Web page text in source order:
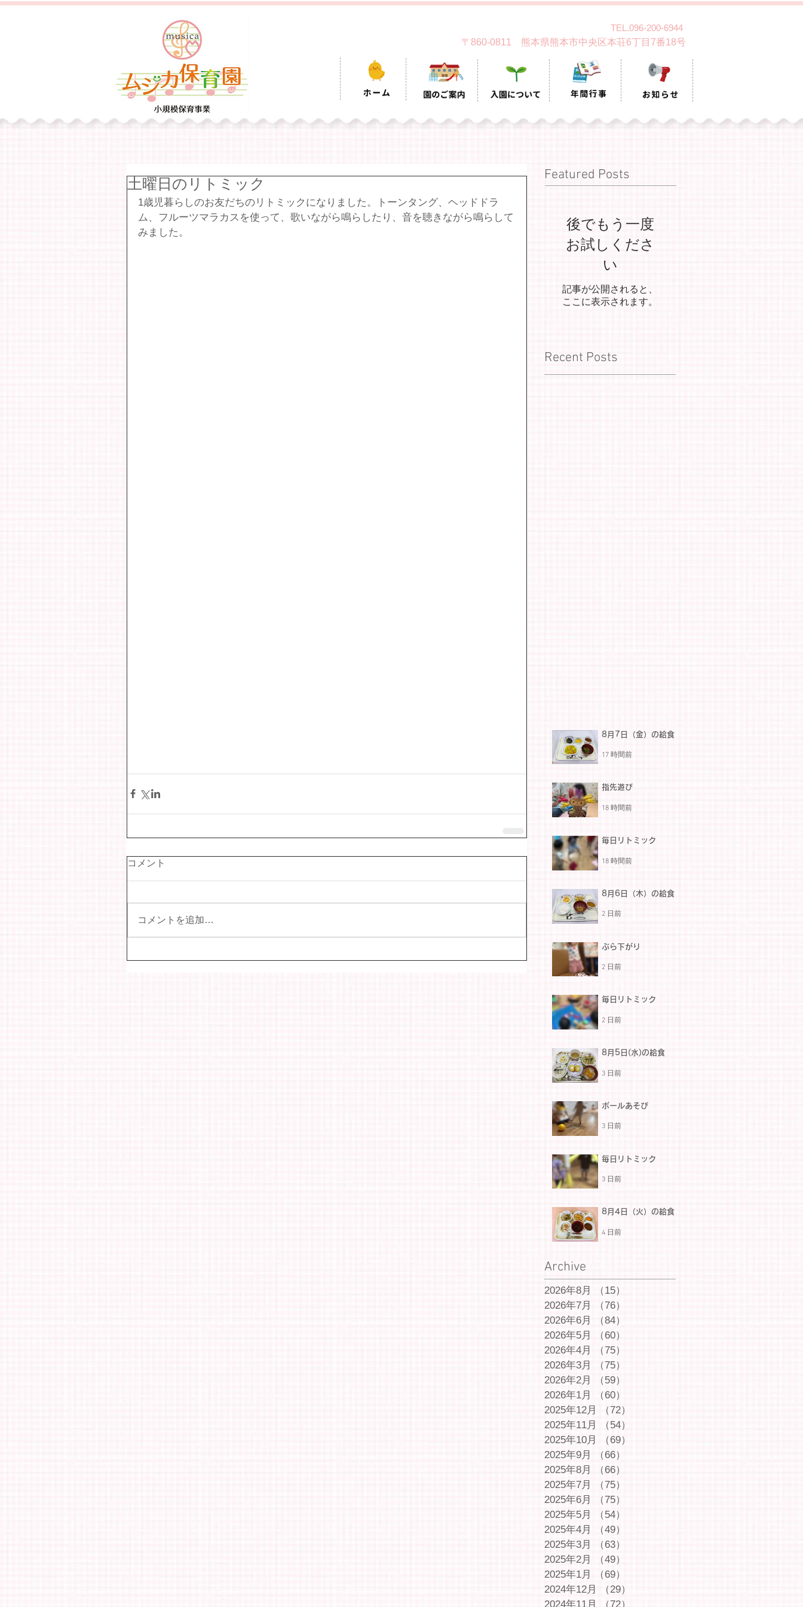
〒860-0811 熊本県熊本市中央区本荘6丁目7番18号
TEL.096-200-6944
土曜日のリトミック
1歳児暮らしのお友だちのリトミックになりました。トーンタング、ヘッドドラ
ム、フルーツマラカスを使って、歌いながら鳴らしたり、音を聴きながら鳴らして
みました。
コメント
コメントを追加…
Featured Posts
後でもう一度
お試しくださ
い
記事が公開されると、
ここに表示されます。
Recent Posts
8月7日（金）の給食
17 時間前
指先遊び
18 時間前
毎日リトミック
18 時間前
8月6日（木）の給食
2 日前
ぶら下がり
2 日前
毎日リトミック
2 日前
8月5日(水)の給食
3 日前
ボールあそび
3 日前
毎日リトミック
3 日前
8月4日（火）の給食
4 日前
Archive
2026年8月 （15）
2026年7月
（76）
2026年6月
（84）
2026年5月
（60）
2026年4月
（75）
2026年3月
（75）
2026年2月
（59）
2026年1月
（60）
2025年12月
（72）
2025年11月
（54）
2025年10月
（69）
2025年9月
（66）
2025年8月
（66）
2025年7月
（75）
2025年6月
（75）
2025年5月
（54）
2025年4月
（49）
2025年3月
（63）
2025年2月
（49）
2025年1月
（69）
2024年12月
（29）
2024年11月
（72）